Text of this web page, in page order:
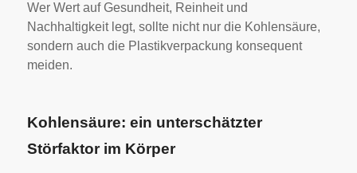
Wer Wert auf Gesundheit, Reinheit und
Nachhaltigkeit legt, sollte nicht nur die Kohlensäure,
sondern auch die Plastikverpackung konsequent
meiden.
Kohlensäure: ein unterschätzter
Störfaktor im Körper